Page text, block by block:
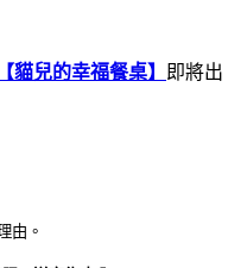
【貓兒的幸福餐桌】
即將出
由。